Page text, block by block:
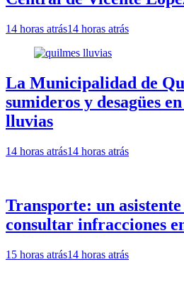
14 horas atrás14 horas atrás
La Municipalidad de
sumideros y desagües
lluvias
14 horas atrás14 horas atrás
Transporte: un
consultar infracciones
15 horas atrás14 horas atrás